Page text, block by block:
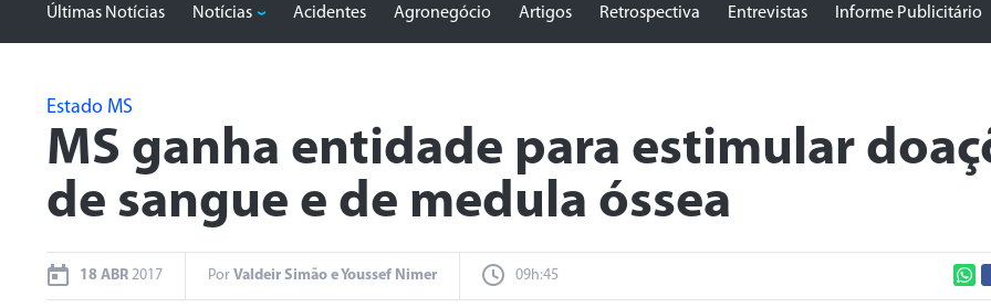
Últimas Notícias Notícias Acidentes Agronegócio Artigos Retrospectiva Entrevistas Informe Publicitário
Estado MS
MS ganha entidade para estimular
de sangue e de medula óssea
18 ABR 2017 Por Valdeir Simão e Youssef Nimer 09h:45